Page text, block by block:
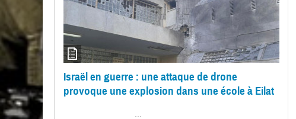
Israël en guerre : une attaque de drone
provoque une explosion dans une école à Eilat